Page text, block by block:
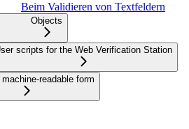
Beim Validieren von Textfeldern
Objects
scripts for the Web Verification Station
readable form